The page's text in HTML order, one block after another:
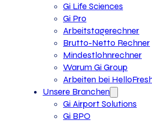
Gi Life Sciences
Gi Pro
Arbeitstagerechner
Brutto-Netto Rechner
Mindestlohnrechner
Warum Gi Group
Arbeiten bei
Unsere Branchen
Gi Airport Solutions
Gi BPO